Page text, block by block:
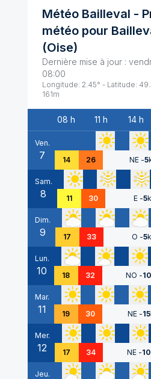
Météo Bailleval -
météo pour
(Oise)
Dernière mise à jour :
08:00
Longitude: 2.45° - Latitude:
161m
Date
08 h 11 h 14 h
Ven.
7 14 26 NE -5
Sam.
8 11 30 E -5
Dim.
9 17 33 O -5
Lun.
10 18 32 NO -10
Mar.
11 19 30 NE -15
Mer.
12 17 34 NE -10
Jeu.